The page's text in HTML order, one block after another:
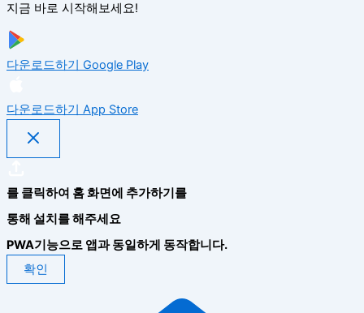
지금 바로 시작해보세요!
다운로드하기 Google Play
다운로드하기 App Store
를 클릭하여 홈 화면에 추가하기를
통해 설치를 해주세요
PWA기능으로 앱과 동일하게 동작합니다.
확인